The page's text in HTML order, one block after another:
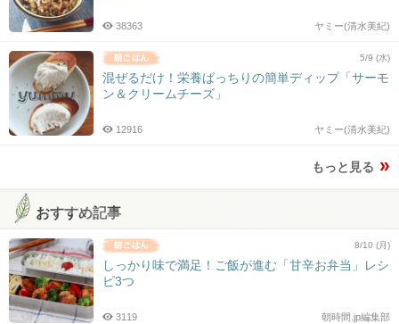
ヤミー(清水美紀)
38363
5/9 (水)
混ぜるだけ！栄養ばっちりの簡単ディップ「サーモ
ン＆クリームチーズ」
ヤミー(清水美紀)
12916
もっと見る
おすすめ記事
8/10 (月)
しっかり味で満足！ご飯が進む「甘辛お弁当」レシ
ピ3つ
朝時間.jp編集部
3119